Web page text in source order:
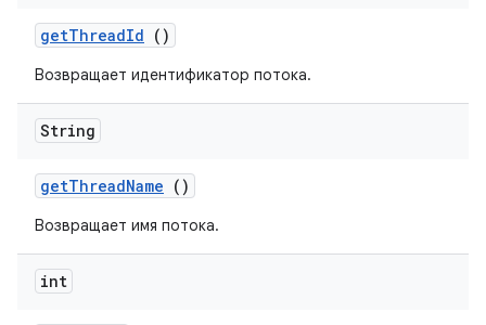
getThreadId ()
Возвращает идентификатор потока.
String
getThreadName ()
Возвращает имя потока.
int